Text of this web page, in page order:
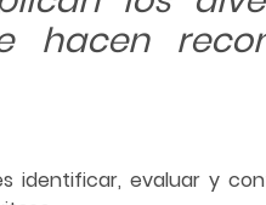
hacen
identificar, evaluar y